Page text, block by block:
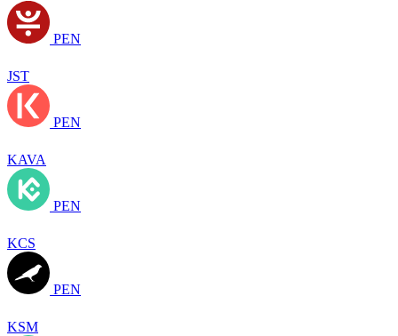
PEN
JST
PEN
KAVA
PEN
KCS
PEN
KSM